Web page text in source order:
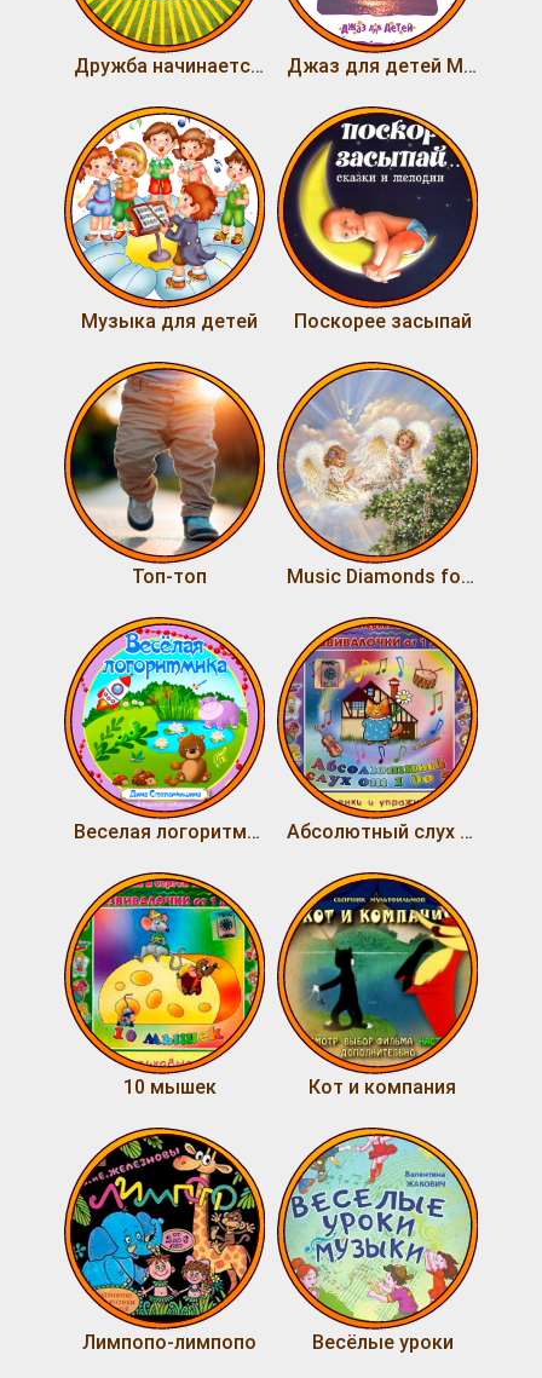
Дружба начинается с улыбки Джаз для детей Музыка моря
Музыка для детей Поскорее засыпай
Топ-топ Music Diamonds for Little Angels [Classical]
Веселая логоритмика Абсолютный слух от 1 до 5
10 мышек Кот и компания
Лимпопо-лимпопо Весёлые уроки